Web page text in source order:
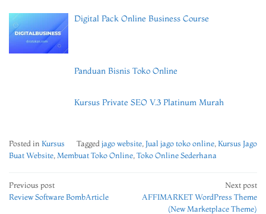
Digital Pack Online Business Course
Panduan Bisnis Toko Online
Kursus Private SEO V.3 Platinum Murah
Posted in Kursus Tagged jago website Jual jago toko online Kursus Jago
Buat Website Membuat Toko Online Toko Online Sederhana
Post
navigation
Previous post
Review Software BombArticle
Next post
AFFIMARKET WordPress Theme
(New Marketplace Theme)